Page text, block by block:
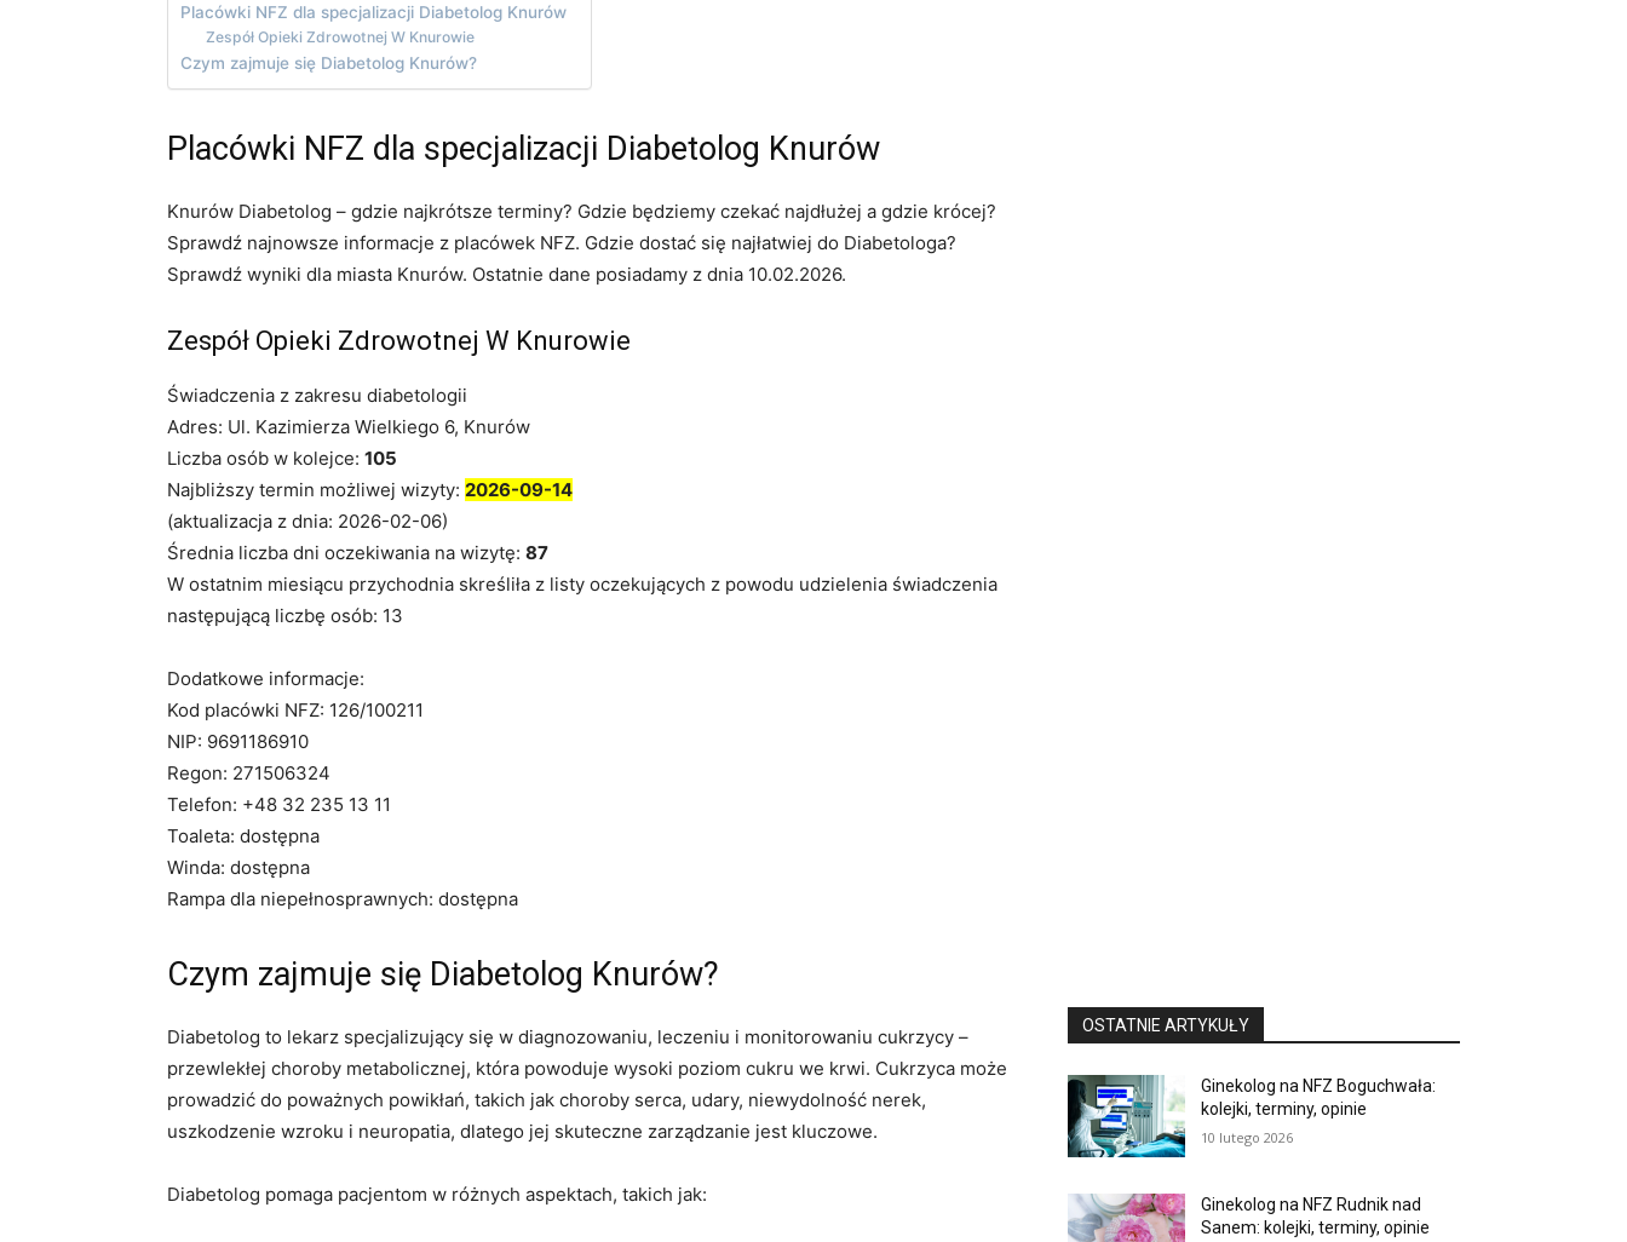
Placówki NFZ dla specjalizacji Diabetolog Knurów
Zespół Opieki Zdrowotnej W Knurowie
Czym zajmuje się Diabetolog Knurów?
Placówki NFZ dla specjalizacji Diabetolog Knurów
Knurów Diabetolog – gdzie najkrótsze terminy? Gdzie będziemy czekać najdłużej a gdzie krócej?
Sprawdź najnowsze informacje z placówek NFZ. Gdzie dostać się najłatwiej do Diabetologa?
Sprawdź wyniki dla miasta Knurów. Ostatnie dane posiadamy z dnia 10.02.2026.
Zespół Opieki Zdrowotnej W Knurowie
Świadczenia z zakresu diabetologii
Adres: Ul. Kazimierza Wielkiego 6, Knurów
Liczba osób w kolejce: 105
Najbliższy termin możliwej wizyty: 2026-09-14
(aktualizacja z dnia: 2026-02-06)
Średnia liczba dni oczekiwania na wizytę: 87
W ostatnim miesiącu przychodnia skreśliła z listy oczekujących z powodu udzielenia świadczenia
następującą liczbę osób: 13
Dodatkowe informacje:
Kod placówki NFZ: 126/100211
NIP: 9691186910
Regon: 271506324
Telefon: +48 32 235 13 11
Toaleta: dostępna
Winda: dostępna
Rampa dla niepełnosprawnych: dostępna
Czym zajmuje się Diabetolog Knurów?
Diabetolog to lekarz specjalizujący się w diagnozowaniu, leczeniu i monitorowaniu cukrzycy –
przewlekłej choroby metabolicznej, która powoduje wysoki poziom cukru we krwi. Cukrzyca może
prowadzić do poważnych powikłań, takich jak choroby serca, udary, niewydolność nerek,
uszkodzenie wzroku i neuropatia, dlatego jej skuteczne zarządzanie jest kluczowe.
Diabetolog pomaga pacjentom w różnych aspektach, takich jak:
OSTATNIE ARTYKUŁY
Ginekolog na NFZ Boguchwała:
kolejki, terminy, opinie
10 lutego 2026
Ginekolog na NFZ Rudnik nad
Sanem: kolejki, terminy, opinie